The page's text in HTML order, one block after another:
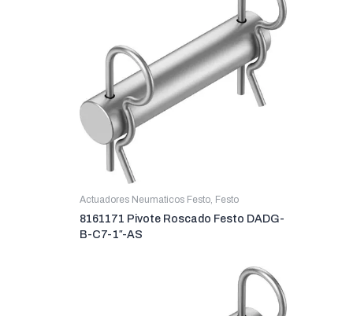
Actuadores Neumaticos Festo, Festo
8161171 Pivote Roscado Festo DADG-
B-C7-1″-AS